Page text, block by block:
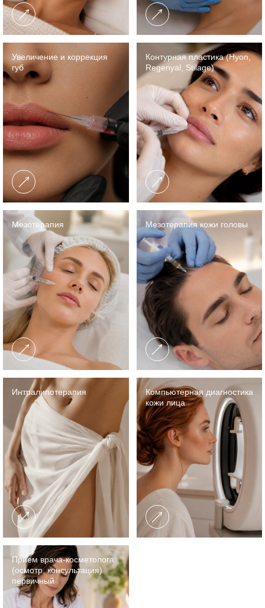
Увеличение и коррекция
губ
Контурная пластика (Hyon,
Regenyal, Stilage)
Мезотерапия Мезотерапия кожи головы
Интралипотерапия
Компьютерная диагностика
кожи лица
Прием врача-косметолога
(осмотр, консультация)
первичный